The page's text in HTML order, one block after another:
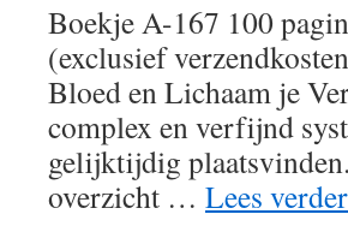
Boekje A-167 100
(exclusief
Bloed en Lichaam je
complex en verfijnd
gelijktijdig
overzicht … Lees verder